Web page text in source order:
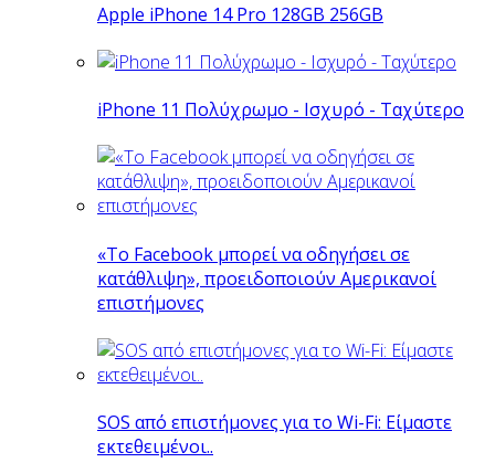
Apple iPhone 14 Pro 128GB 256GB
iPhone 11 Πολύχρωμο - Ισχυρό - Ταχύτερο
«Το Facebook μπορεί να οδηγήσει σε
κατάθλιψη», προειδοποιούν Αμερικανοί
επιστήμονες
SOS από επιστήμονες για το Wi-Fi: Είμαστε
εκτεθειμένοι..